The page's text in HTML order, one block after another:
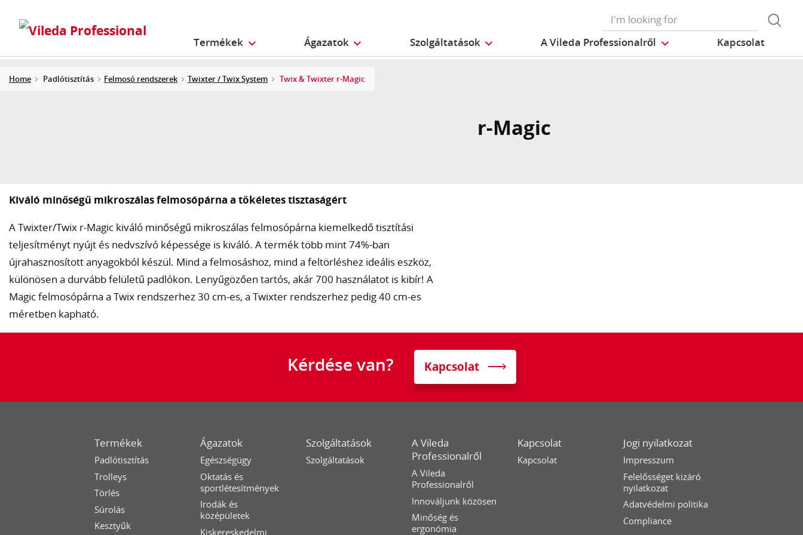
Termékek Ágazatok Szolgáltatások A Vileda Professionalről Kapcsolat
Home Padlótisztítás Felmosó rendszerek Twixter / Twix System Twix & Twixter r-Magic
r-Magic
Kiváló minőségű mikroszálas felmosópárna a tökéletes tisztaságért
A Twixter/Twix r-Magic kiváló minőségű mikroszálas felmosópárna kiemelkedő tisztítási
teljesítményt nyújt és nedvszívó képessége is kiváló. A termék több mint 74%-ban
újrahasznosított anyagokból készül. Mind a felmosáshoz, mind a feltörléshez ideális eszköz,
különösen a durvább felületű padlókon. Lenyűgözően tartós, akár 700 használatot is kibír! A
Magic felmosópárna a Twix rendszerhez 30 cm-es, a Twixter rendszerhez pedig 40 cm-es
méretben kapható.
Kérdése van? Kapcsolat
Termékek
Padlótisztítás
Trolleys
Törlés
Súrolás
Kesztyűk
Ágazatok
Egészségügy
Oktatás és
sportlétesítmények
Irodák és
középületek
Kiskereskedelmi
Szolgáltatások
Szolgáltatások
A Vileda
Professionalről
A Vileda
Professionalről
Innováljunk közösen
Minőség és
ergonómia
Kapcsolat
Kapcsolat
Jogi nyilatkozat
Impresszum
Felelősséget kizáró
nyilatkozat
Adatvédelmi politika
Compliance